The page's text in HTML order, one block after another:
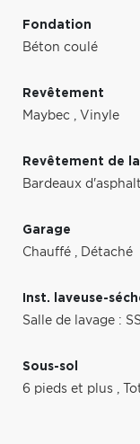
Fondation
Béton coulé
Revêtement
Maybec , Vinyle
Revêtement de
Bardeaux
Garage
Chauffé , Détaché
Inst. laveuse-
Salle de lavage : SS
Sous-sol
6 pieds et plus ,